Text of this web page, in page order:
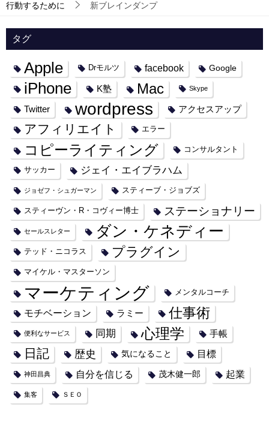
行動するために
新ブレインダンプ
タグ
Apple Drモルツ facebook Google
iPhone K塾 Mac Skype
Twitter wordpress アクセスアップ
アフィリエイト エラー
コピーライティング コンサルタント
サッカー ジェイ・エイブラハム
ジョゼフ・シュガーマン スティーブ・ジョブズ
スティーヴン・R・コヴィー博士 ステーショナリー
セールスレター ダン・ケネディー
テッド・ニコラス プラグイン
マイケル・マスターソン
マーケティング メンタルコーチ
モチベーション ラミー 仕事術
便利なサービス 同期 心理学 手帳
日記 歴史 気になること 目標
神田昌典 自分を信じる 茂木健一郎 起業
集客 ＳＥＯ